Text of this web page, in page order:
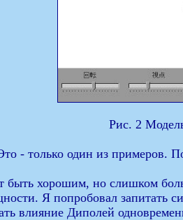
Рис. 2
- только один из примеров.
хорошим, но слишком
Я попробовал запитать
влияние Диполей